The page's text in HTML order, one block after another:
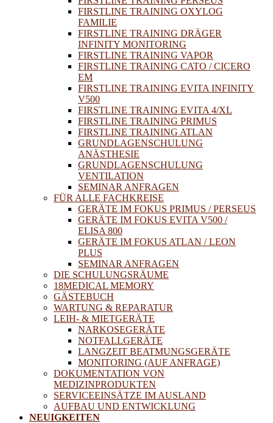
FIRSTLINE TRAINING OXYLOG
FAMILIE
FIRSTLINE TRAINING DRÄGER
INFINITY MONITORING
FIRSTLINE TRAINING VAPOR
FIRSTLINE TRAINING CATO / CICERO
EM
FIRSTLINE TRAINING EVITA INFINITY
V500
FIRSTLINE TRAINING EVITA 4/XL
FIRSTLINE TRAINING PRIMUS
FIRSTLINE TRAINING ATLAN
GRUNDLAGENSCHULUNG
ANÄSTHESIE
GRUNDLAGENSCHULUNG
VENTILATION
SEMINAR ANFRAGEN
FÜR ALLE FACHKREISE
GERÄTE IM FOKUS PRIMUS / PERSEUS
GERÄTE IM FOKUS EVITA V500 /
ELISA 800
GERÄTE IM FOKUS ATLAN / LEON
PLUS
SEMINAR ANFRAGEN
DIE SCHULUNGSRÄUME
18MEDICAL MEMORY
GÄSTEBUCH
WARTUNG & REPARATUR
LEIH- & MIETGERÄTE
NARKOSEGERÄTE
NOTFALLGERÄTE
LANGZEIT BEATMUNGSGERÄTE
MONITORING (AUF ANFRAGE)
DOKUMENTATION VON
MEDIZINPRODUKTEN
SERVICEEINSÄTZE IM AUSLAND
AUFBAU UND ENTWICKLUNG
NEUIGKEITEN